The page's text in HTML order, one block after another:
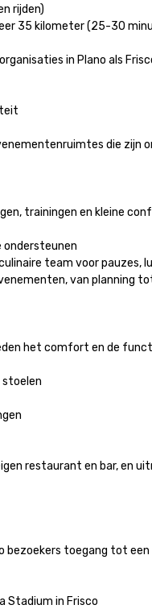
rijden)
35 kilometer (25-30
in Plano als
die zijn
trainingen en kleine
ondersteunen
team voor pauzes,
van planning
het comfort en de
stoelen
restaurant en bar, en
toegang tot
Stadium in Frisco